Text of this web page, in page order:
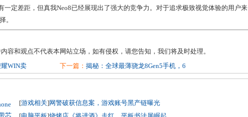
一定差距，但真我Neo8已经展现出了强大的竞争力。对于追求极致视觉体验的用户来
。
容和观点不代表本网站立场，如有侵权，请您告知，我们将及时处理。
WIN卖 下一篇： 揭秘：全球最薄骁龙8Gen5手机，6
[游戏相关]网警破获信息案，游戏账号黑产链曝光